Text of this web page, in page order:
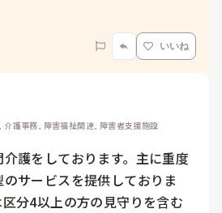
いいね
介護事務, 障害福祉関連, 障害者支援施設
護をしております。主に重度
サービスを提供しておりま
分4以上の方の見守りを含む